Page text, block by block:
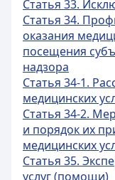
Статья 33.
Статья 34.
оказания
посещения
надзора
Статья 34-1.
медицинских
Статья 34-2.
и порядок их
медицинских
Статья 35.
услуг (помощи)